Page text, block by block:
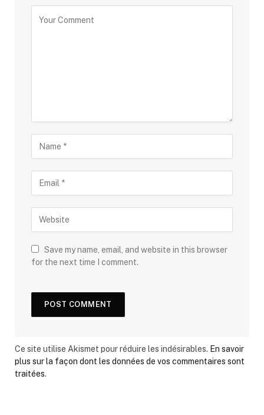
Save my name, email, and website in this browser
for the next time I comment.
Ce site utilise Akismet pour réduire les indésirables. En savoir
plus sur la façon dont les données de vos commentaires sont
traitées.